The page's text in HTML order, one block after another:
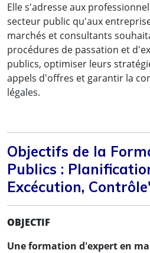
Elle s'adresse aux
secteur public qu'aux
marchés et consultants
procédures de passation et
publics, optimiser leurs
appels d'offres et garantir la
légales.
Objectifs de la
Publics :
Excécution,
OBJECTIF
Une formation d'expert en